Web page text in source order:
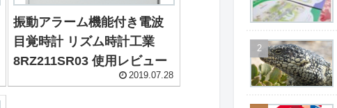
振動アラーム機能付き電波
目覚時計 リズム時計工業
8RZ211SR03 使用レビュー
2019.07.28